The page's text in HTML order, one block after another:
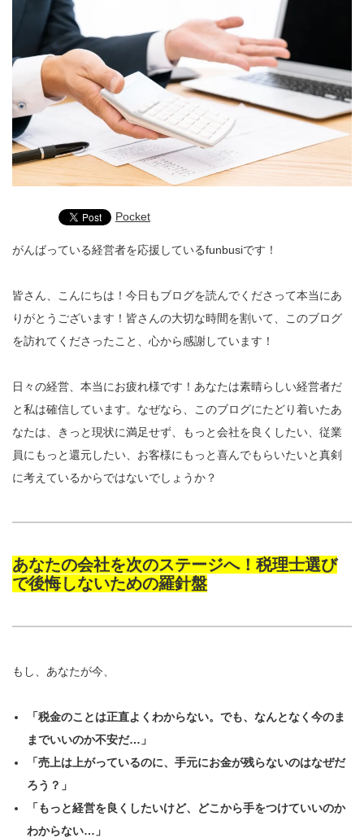
Pocket
がんばっている経営者を応援しているfunbusiです！
皆さん、こんにちは！今日もブログを読んでくださって本当にあ
りがとうございます！皆さんの大切な時間を割いて、このブログ
を訪れてくださったこと、心から感謝しています！
日々の経営、本当にお疲れ様です！あなたは素晴らしい経営者だ
と私は確信しています。なぜなら、このブログにたどり着いたあ
なたは、きっと現状に満足せず、もっと会社を良くしたい、従業
員にもっと還元したい、お客様にもっと喜んでもらいたいと真剣
に考えているからではないでしょうか？
あなたの会社を次のステージへ！税理士選び
で後悔しないための羅針盤
もし、あなたが今、
「税金のことは正直よくわからない。でも、なんとなく今のま
までいいのか不安だ…」
「売上は上がっているのに、手元にお金が残らないのはなぜだ
ろう？」
「もっと経営を良くしたいけど、どこから手をつけていいのか
わからない…」